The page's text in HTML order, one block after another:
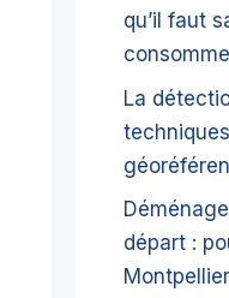
qu’il faut
La
départ :